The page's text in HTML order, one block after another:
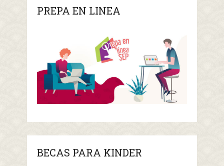
PREPA EN LINEA
BECAS PARA KINDER